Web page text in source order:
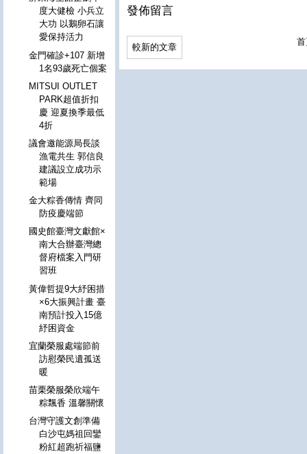
發佈留言
較新的文章
度大健檢 小兵立
大功 以鵝卵石讓
愛保持活力
金門確診+107 新增
1名93歲死亡個案
MITSUI OUTLET
PARK超值折扣
慶 迎夏換季最低
4折
議會邀能源局長談
漁電共生 郭信良
建議設立成功示
範場
金大粽香傳情 齊同
防疫慶端節
國史館臺灣文獻館×
南大合辦臺灣總
督府檔案入門研
習班
黃偉哲提9大紓困措
×6大振興計畫 臺
南預計投入15億
紓困資金
宜蘭榮服處端節前
訪慰榮民遺孤送
暖
苗栗榮服榮欣端午
粽飄香 溫馨關懷
台灣守護文創準備
白沙屯媽祖回鑾
粉紅超跑祈福鹽